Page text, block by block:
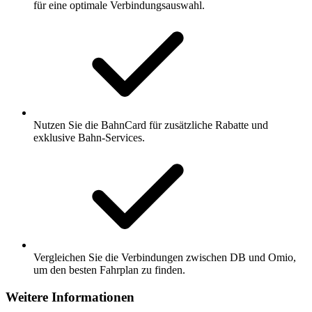
für eine optimale Verbindungsauswahl.
Nutzen Sie die BahnCard für zusätzliche Rabatte und
exklusive Bahn-Services.
Vergleichen Sie die Verbindungen zwischen DB und Omio,
um den besten Fahrplan zu finden.
Weitere Informationen